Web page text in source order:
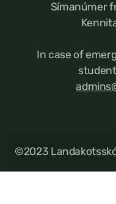
Símanúmer
In case of
©2023